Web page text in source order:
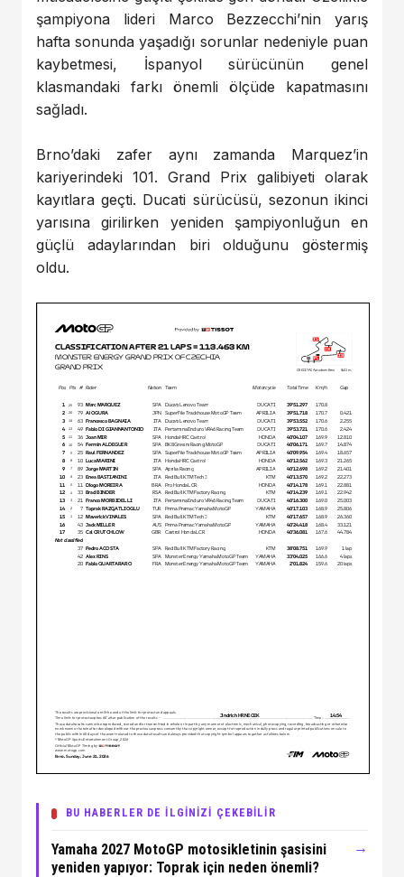
şampiyona lideri Marco Bezzecchi’nin yarış
hafta sonunda yaşadığı sorunlar nedeniyle puan
kaybetmesi, İspanyol sürücünün genel
klasmandaki farkı önemli ölçüde kapatmasını
sağladı.
Brno’daki zafer aynı zamanda Marquez’in
kariyerindeki 101. Grand Prix galibiyeti olarak
kayıtlara geçti. Ducati sürücüsü, sezonun ikinci
yarısına girilirken yeniden şampiyonluğun en
güçlü adaylarından biri olduğunu göstermiş
oldu.
BU HABERLER DE İLGİNİZİ ÇEKEBİLİR
Yamaha 2027 MotoGP motosikletinin şasisini
yeniden yapıyor: Toprak için neden önemli?
→